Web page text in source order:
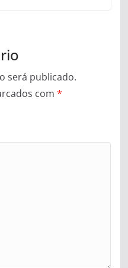
será publicado.
com *